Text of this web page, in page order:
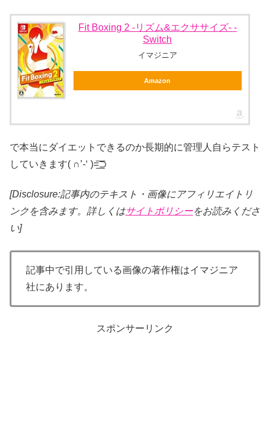
Fit Boxing 2 -リズム&エクササイズ- -
Switch
イマジニア
Amazon
で本当にダイエットできるのか長期的に管理人自らテスト
していきます( ∩’-‘ )=͟͟͞͞⊃
[Disclosure:記事内のテキスト・画像にアフィリエイトリ
ンクを含みます。詳しくはサイトポリシーをお読みくださ
い]
記事中で引用している画像の著作権はイマジニア
社にあります。
スポンサーリンク